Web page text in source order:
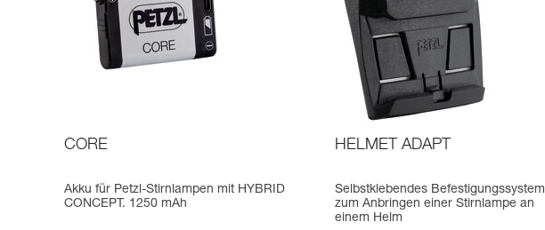
CORE
Akku für Petzl-Stirnlampen mit HYBRID
CONCEPT. 1250 mAh
HELMET ADAPT
Selbstklebendes Befestigungssystem
zum Anbringen einer Stirnlampe an
einem Helm